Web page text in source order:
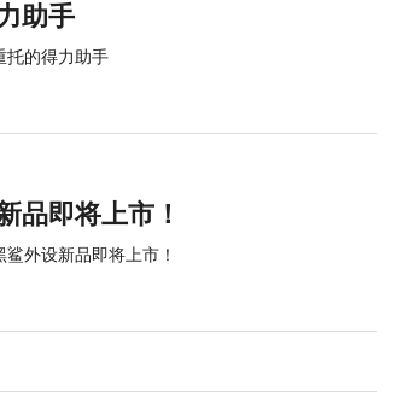
助手
托的得力助手
品即将上市！
外设新品即将上市！